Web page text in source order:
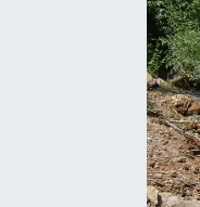
KÜLTÜR-SANAT
TEKNOLOJİ